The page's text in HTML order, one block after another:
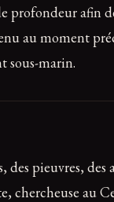
profondeur afin
au moment
sous-marin.
pieuvres, des
chercheuse au